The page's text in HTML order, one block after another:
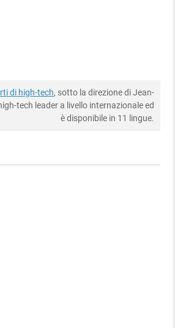
di high-tech, sotto la direzione di Jean-
tech leader a livello internazionale ed
è disponibile in 11 lingue.